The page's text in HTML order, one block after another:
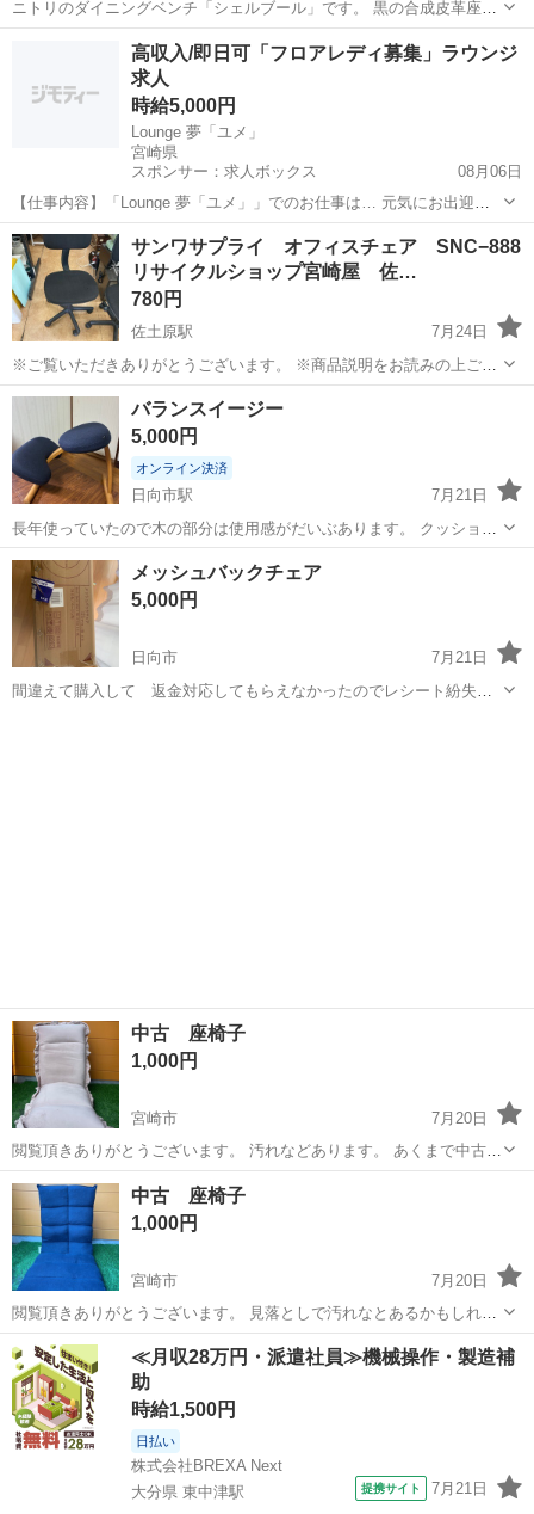
ニトリのダイニングベンチ「シェルブール」です。 黒の合成皮革座面
と、ダークブラウンの木製フレームを組み合わせた落ち着いたデザイ
イニング用のほ...
西都市 日向新富駅 椅子
高収入/即日可「フロアレディ募集」ラウンジ
求人
時給5,000円
Lounge 夢「ユメ」
宮崎県
スポンサー：求人ボックス
08月06日
【仕事内容】「Lounge 夢「ユメ」」でのお仕事は… 元気にお出迎え
ドリンクを作ってご提供 お客様とおしゃべり 笑顔でお見送り 難しい
ことや複雑な内容はお願いしません! どなたでもすぐに覚えられるの
で、夜職初心者さんもご安心く...
アルバイト・パート
サンワサプライ オフィスチェア SNC−888
リサイクルショップ宮崎屋 佐…
780円
佐土原駅
7月24日
※ご覧いただきありがとうございます。 ※商品説明をお読みの上ご納
得の上でご購入お願い致します。 商品名：サンワサプライ オフィス
チェア SNC−888 状態： 中古品 ※現物ご確認の上ご判断くださ
い。 ※お値下げはご...
宮崎 宮崎市 佐土原駅
バランスイージー
5,000円
オンライン決済
日向市駅
7月21日
長年使っていたので木の部分は使用感がだいぶあります。 クッション
部分はカバーを使用していたので、比較的綺麗ですが、一箇所シミが
あります。（写真5枚目） 中古であることをご理解していただける
方、お取引をお願いいたします。 ...
宮崎 日向市 椅子
メッシュバックチェア
5,000円
日向市
7月21日
間違えて購入して 返金対応してもらえなかったのでレシート紛失で
中古 座椅子
1,000円
宮崎市
7月20日
閲覧頂きありがとうございます。 汚れなどあります。 あくまで中古と
してお考えください。 仕事の都合で休みがバラバラで取り引きにお時
間がかかる場合があります。 よろしくお願いします。
宮崎 宮崎市 椅子 都合
中古 座椅子
1,000円
宮崎市
7月20日
閲覧頂きありがとうございます。 見落としで汚れなとあるかもしれま
せん。 あくまで中古としてお考えください。 写真の色が違うのはサイ
ズの参考にしてください。 仕事の都合で休みがバラバラで取り引きに
お時間がかかる場合があります。...
宮崎 宮崎市 椅子 都合
≪月収28万円・派遣社員≫機械操作・製造補
助
時給1,500円
日払い
株式会社BREXA Next
大分県 東中津駅
提携サイト 7月21日